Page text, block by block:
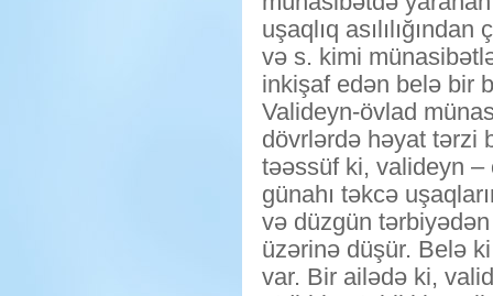
uşaqlıq
və s. kimi
inkişaf edən belə bir
Valideyn-övlad
dövrlərdə həyat tərzi
təəssüf ki, valideyn
günahı təkcə
və düzgün
üzərinə düşür. Belə
var. Bir ailədə ki,